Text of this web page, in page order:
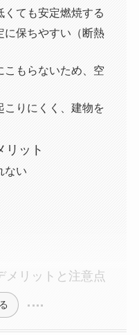
ても安定燃焼する
保ちやすい（断熱
もらないため、空
りにくく、建物を
リット
ない
メリットと注意点